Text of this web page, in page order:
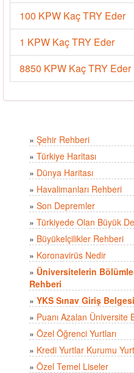
100 KPW Kaç TRY Eder
1 KPW Kaç TRY Eder
8850 KPW Kaç TRY Eder
» Şehir Rehberi
» Türkiye Haritası
» Dünya Haritası
» Havalimanları Rehberi
» Son Depremler
» Türkiyede Olan Büyük
» Büyükelçilikler Rehberi
» Koronavirüs Nedir
» Üniversitelerin
Rehberi
» YKS Sınav Giriş
» Puanı Azalan Üniversite
» Özel Öğrenci Yurtları
» Kredi Yurtlar Kurumu
» Özel Temel Liseler